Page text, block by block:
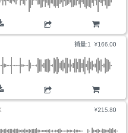
销量:1 ¥166.00
¥215.80